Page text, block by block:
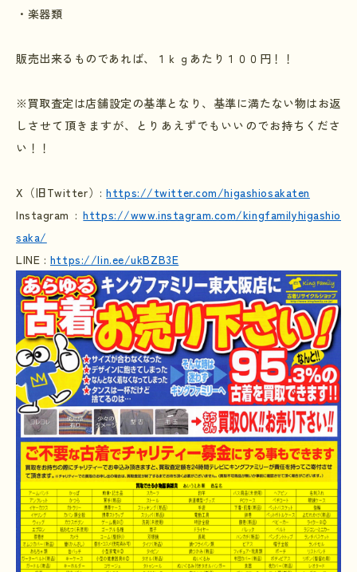
・楽器類
販売出来るものであれば、１ｋｇあたり１００円！！
※買取査定は店舗設定の基準となり、基準に満たない物はお返
しさせて頂きますが、とりあえずでもいいのでお持ちくださ
い！！
X （旧Twitter） :https://twitter.com/higashiosakaten
Instagram :https://www.instagram.com/kingfamilyhigashio
saka/
LINE : https://lin.ee/ukBZB3E